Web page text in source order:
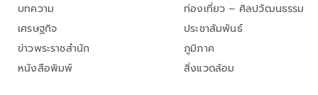
บทความ
เศรษฐกิจ
ข่าวพระราชสำนัก
หนังสือพิมพ์
ท่องเที่ยว – ศิลปวัฒนธรรม
ประชาสัมพันธ์
ภูมิภาค
สิ่งแวดล้อม